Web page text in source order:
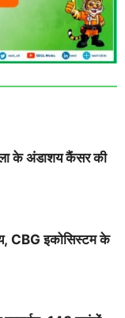
के अंडाशय कैंसर की
CBG इकोसिस्टम के